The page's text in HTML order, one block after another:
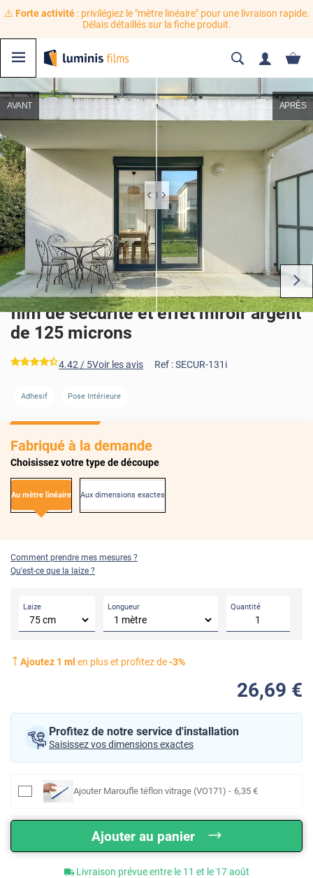
⚠️ Forte activité: privilégiez le "mètre linéaire" pour une livraison rapide.
Délais détaillés sur la fiche produit.
AVANT APRÈS
film de sécurité et effet miroir argent
de 125 microns
*****
4.42 / 5Voir les avis Ref :SECUR-131i
Adhesif Pose Intérieure
Fabriqué à la demande
Choisissez votre type de découpe
Au mètre linéaire Aux dimensions exactes
Comment prendre mes mesures ?
Qu'est-ce que la laize ?
Laize Longueur Quantité
Ajoutez 1 ml en plus et profitez de-3%
26,69 €
Profitez de notre service d'installation
Saisissez vos dimensions exactes
Ajouter Maroufle téflon vitrage (VO171) - 6,35 €
Ajouter au panier
Livraison prévue entre le 11 et le 17 août